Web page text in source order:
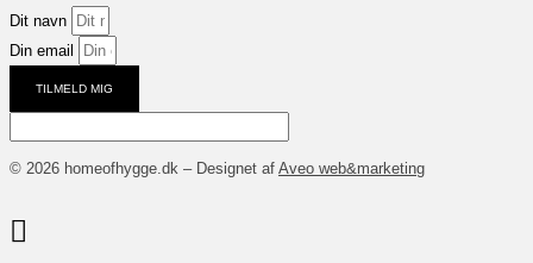
Dit navn
Din email
TILMELD MIG
© 2026 homeofhygge.dk – Designet af Aveo web&marketing